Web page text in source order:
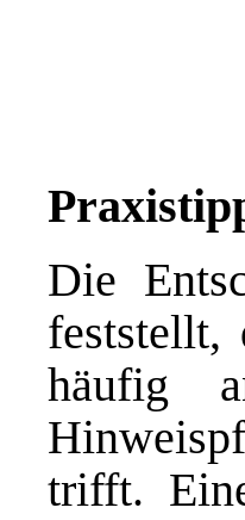
Die
feststellt,
häufig
trifft.